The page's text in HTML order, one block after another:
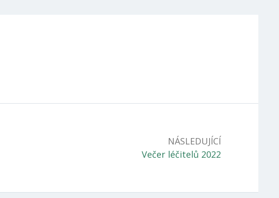
NÁSLEDUJÍCÍ
Následující
Večer léčitelů 2022